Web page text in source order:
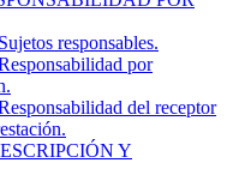
Sujetos responsables.
por
del receptor
Y